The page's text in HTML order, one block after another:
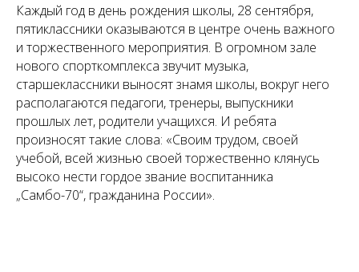
Каждый год в день рождения школы, 28 сентября,
пятиклассники оказываются в центре очень важного
и торжественного мероприятия. В огромном зале
нового спорткомплекса звучит музыка,
старшеклассники выносят знамя школы, вокруг него
располагаются педагоги, тренеры, выпускники
прошлых лет, родители учащихся. И ребята
произносят такие слова: «Своим трудом, своей
учебой, всей жизнью своей торжественно клянусь
высоко нести гордое звание воспитанника
„Самбо-70“, гражданина России».